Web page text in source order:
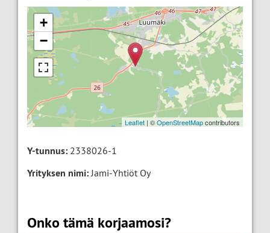
+
−
Leaflet | ©OpenStreetMapcontributors
Y-tunnus: 2338026-1
Yrityksen nimi:Jami-Yhtiöt Oy
Onko tämä korjaamosi?